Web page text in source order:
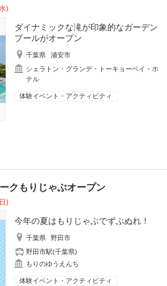
)
ダイナミックな滝が印象的なガーデン
プールがオープン
千葉県
浦安市
シェラトン・グランデ・トーキョーベイ・ホ
テル
体験イベント・アクティビティ
クもりじゃぶオープン
)
今年の夏はもりじゃぶでずぶぬれ！
千葉県
野田市
野田市駅(千葉県)
もりのゆうえんち
体験イベント・アクティビティ